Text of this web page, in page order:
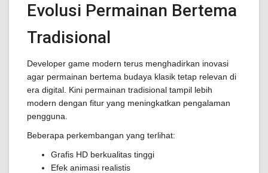
Evolusi Permainan Bertema
Tradisional
Developer game modern terus menghadirkan inovasi
agar permainan bertema budaya klasik tetap relevan di
era digital. Kini permainan tradisional tampil lebih
modern dengan fitur yang meningkatkan pengalaman
pengguna.
Beberapa perkembangan yang terlihat:
Grafis HD berkualitas tinggi
Efek animasi realistis